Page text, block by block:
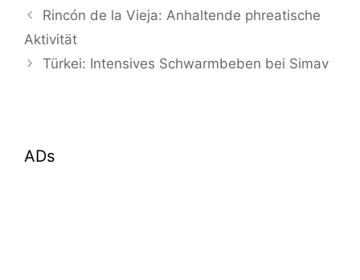
Rincón de la Vieja: Anhaltende phreatische
Aktivität
Türkei: Intensives Schwarmbeben bei Simav
ADs